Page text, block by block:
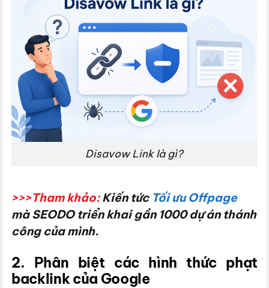
Disavow Link là gì?
>>>Tham khảo:Kiến tức Tối ưu Offpage
mà SEODO triển khai gần 1000 dự án thánh
công của mình.
2. Phân biệt các hình thức phạt
backlink của Google